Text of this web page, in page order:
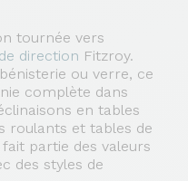
tournée vers
direction Fitzroy.
ou verre, ce
complète dans
en tables
roulants et tables de
partie des valeurs
des styles de